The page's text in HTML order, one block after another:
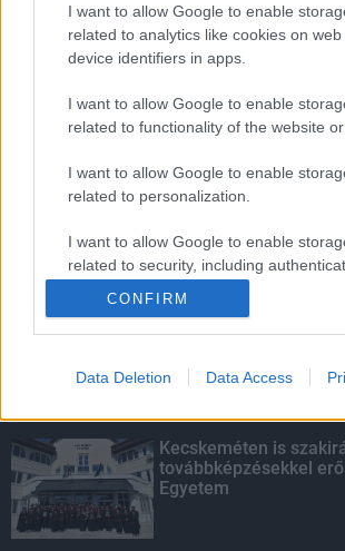
I want to allow Google to enable
related to analytics like cookies on
device identifiers in apps.
I want to allow Google to enable
related to functionality of the website or
I want to allow Google to enable
related to personalization.
I want to allow Google to enable
related to security, including
CONFIRM
Data Deletion Data Access
Fontos a postaládákba
széncinegék védelme
Amire többmillióan
másodfokúra csökken
KIEMELT
Megérkezett az eső a
Kecskeméten is
továbbképzésekkel
Egyetem